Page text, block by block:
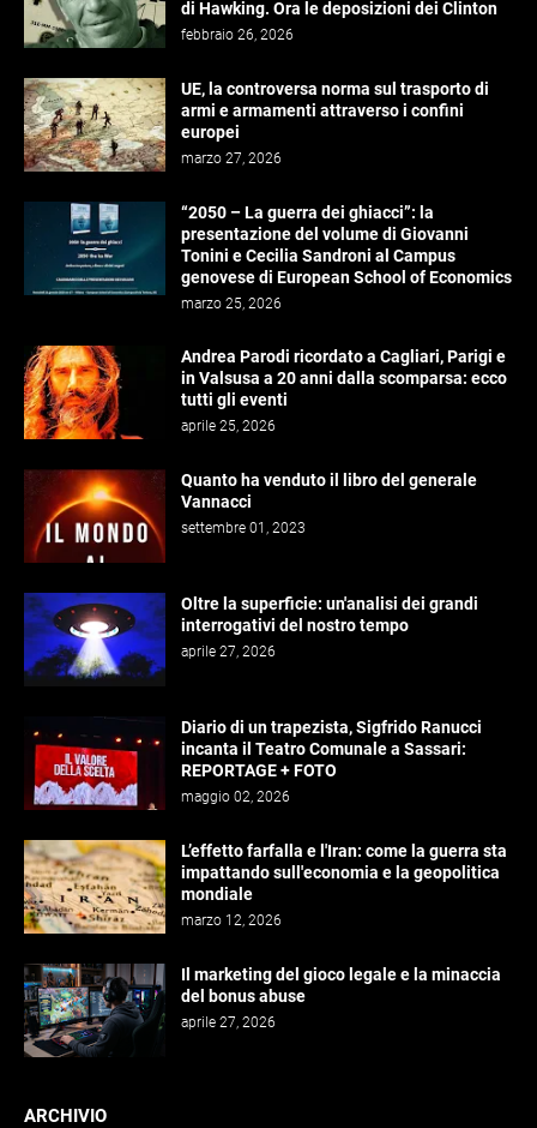
di Hawking. Ora le deposizioni dei Clinton
febbraio 26, 2026
UE, la controversa norma sul trasporto di
armi e armamenti attraverso i confini
europei
marzo 27, 2026
“2050 – La guerra dei ghiacci”: la
presentazione del volume di Giovanni
Tonini e Cecilia Sandroni al Campus
genovese di European School of Economics
marzo 25, 2026
Andrea Parodi ricordato a Cagliari, Parigi e
in Valsusa a 20 anni dalla scomparsa: ecco
tutti gli eventi
aprile 25, 2026
Quanto ha venduto il libro del generale
Vannacci
settembre 01, 2023
Oltre la superficie: un'analisi dei grandi
interrogativi del nostro tempo
aprile 27, 2026
Diario di un trapezista, Sigfrido Ranucci
incanta il Teatro Comunale a Sassari:
REPORTAGE + FOTO
maggio 02, 2026
L’effetto farfalla e l'Iran: come la guerra sta
impattando sull'economia e la geopolitica
mondiale
marzo 12, 2026
Il marketing del gioco legale e la minaccia
del bonus abuse
aprile 27, 2026
ARCHIVIO